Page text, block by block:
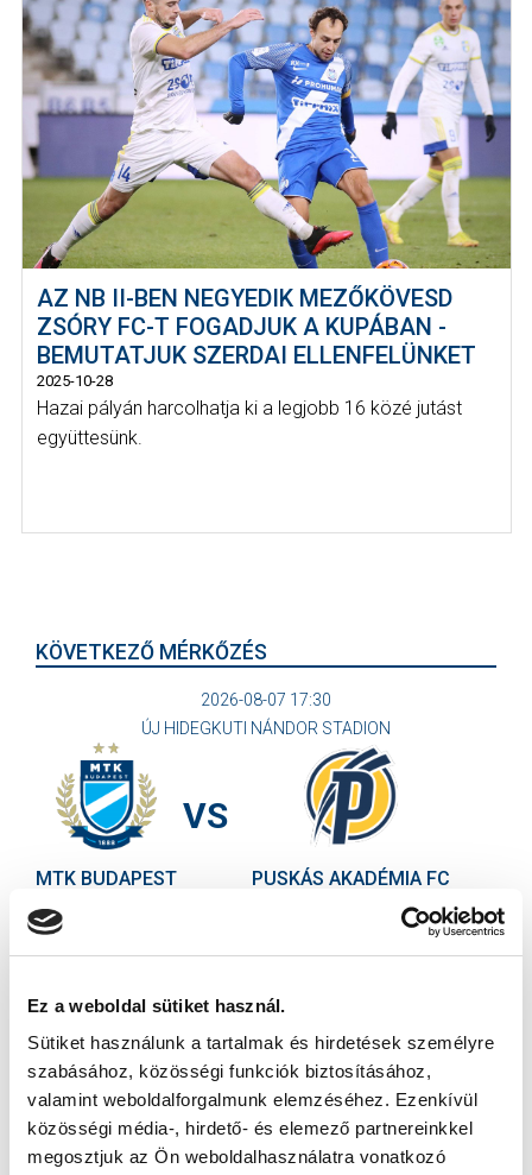
Ez a weboldal sütiket használ.
Sütiket használunk a tartalmak és hirdetések személyre
szabásához, közösségi funkciók biztosításához,
valamint weboldalforgalmunk elemzéséhez. Ezenkívül
közösségi média-, hirdető- és elemező partnereinkkel
megosztjuk az Ön weboldalhasználatra vonatkozó
AZ NB II-BEN NEGYEDIK MEZŐKÖVESD
ZSÓRY FC-T FOGADJUK A KUPÁBAN -
BEMUTATJUK SZERDAI ELLENFELÜNKET
2025-10-28
Hazai pályán harcolhatja ki a legjobb 16 közé jutást
együttesünk.
KÖVETKEZŐ MÉRKŐZÉS
2026-08-07 17:30
ÚJ HIDEGKUTI NÁNDOR STADION
MTK BUDAPEST
VS
PUSKÁS AKADÉMIA FC
MTK BUDAPEST HÍRLEVÉL
hírlevelünkre: